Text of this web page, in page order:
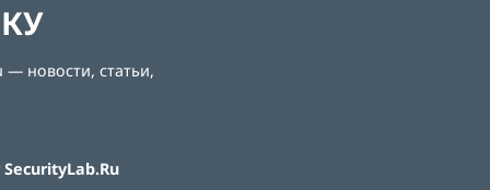
новости, статьи,